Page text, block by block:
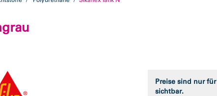
Preise sind nur für
sichtbar.